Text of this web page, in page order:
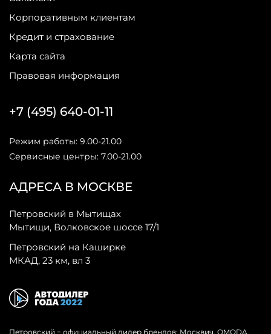
Корпоративным клиентам
Кредит и страхование
Карта сайта
Правовая информация
АДРЕСА В МОСКВЕ
Петровский в Мытищах
Мытищи, Волковское шоссе 17/1
Петровский на Каширке
МКАД, 23 км, вл 3
+7 (495) 640-01-11
Режим работы: 9.00-21.00
Сервисные центры: 7.00-21.00
Петровский − официальный дилер брендов: Москвич, OMODA,